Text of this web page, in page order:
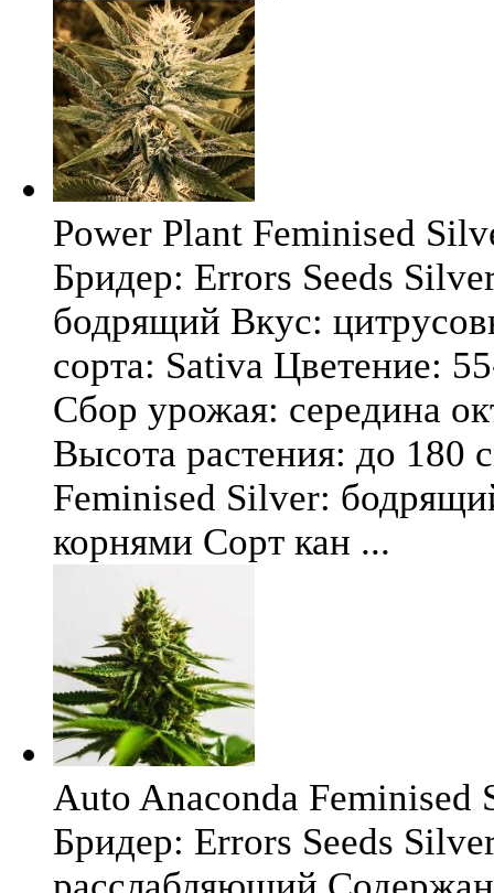
Power Plant Feminised
Бридер: Errors Seeds
бодрящий Вкус:
сорта: Sativa Цветение:
Сбор урожая: середина
Высота растения: до 180
Feminised Silver:
корнями Сорт кан ...
Auto Anaconda Feminised
Бридер: Errors Seeds